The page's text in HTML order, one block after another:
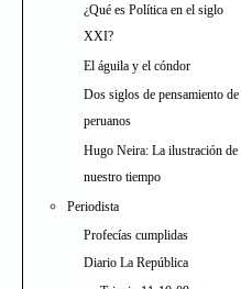
¿Qué es Política en el siglo
XXI?
El águila y el cóndor
Dos siglos de pensamiento de
peruanos
Hugo Neira: La ilustración de
nuestro tiempo
Periodista
Profecías cumplidas
Diario La República